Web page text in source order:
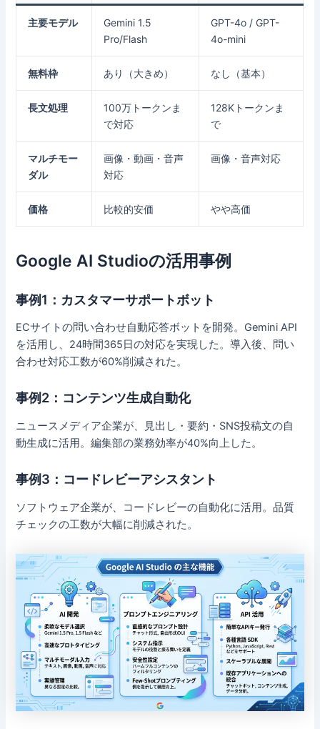
主要モデル
Gemini 1.5
Pro/Flash
GPT-4o / GPT-
4o-mini
無料枠 あり（大きめ） なし（基本）
長文処理
100万トークンま
で対応
128Kトークンま
で
マルチモー
ダル
画像・動画・音声
対応
画像・音声対応
価格 比較的安価 やや高価
Google AI Studioの活用事例
事例1：カスタマーサポートボット
ECサイトの問い合わせ自動応答ボットを開発。Gemini API
を活用し、24時間365日の対応を実現した。導入後、問い
合わせ対応工数が60%削減された。
事例2：コンテンツ生成自動化
ニュースメディア企業が、見出し・要約・SNS投稿文の自
動生成に活用。編集部の業務効率が40%向上した。
事例3：コードレビーアシスタント
ソフトウェア企業が、コードレビーの自動化に活用。品質
チェックの工数が大幅に削減された。